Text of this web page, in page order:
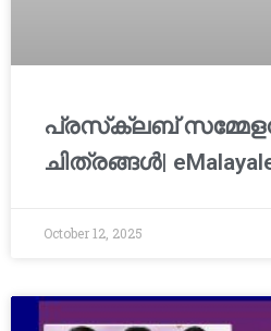
പ്രസ്‌ക്ലബ്
ചിത്രങ്ങള്‍|
October 12, 2025